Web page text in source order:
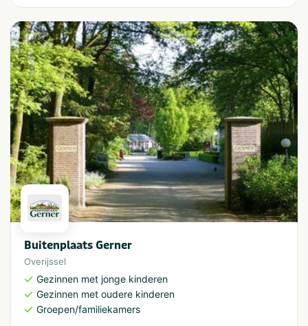
Buitenplaats Gerner
Overijssel
Gezinnen met jonge kinderen
Gezinnen met oudere kinderen
Groepen/familiekamers